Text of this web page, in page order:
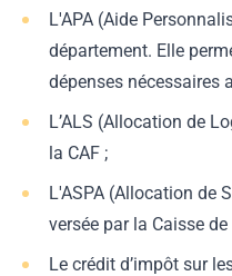
L'APA (Aide
département. Elle
dépenses nécessaires
L’ALS (Allocation de
la CAF ;
L'ASPA (Allocation de
versée par la Caisse de
Le crédit d’impôt sur